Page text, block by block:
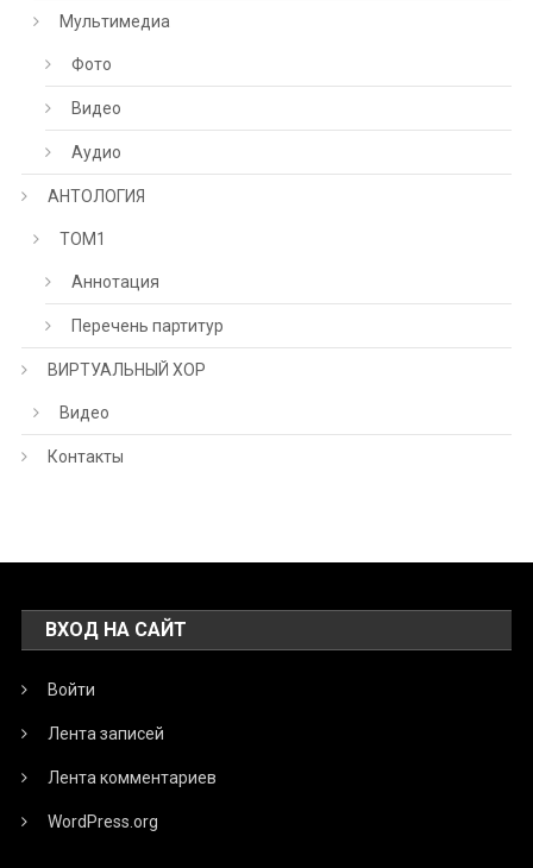
Мультимедиа
Фото
Видео
Аудио
АНТОЛОГИЯ
ТОМ1
Аннотация
Перечень партитур
ВИРТУАЛЬНЫЙ ХОР
Видео
Контакты
ВХОД НА САЙТ
Войти
Лента записей
Лента комментариев
WordPress.org